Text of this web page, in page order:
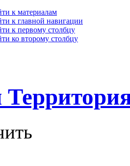
к материалам
к главной навигации
к первому столбцу
ко второму столбцу